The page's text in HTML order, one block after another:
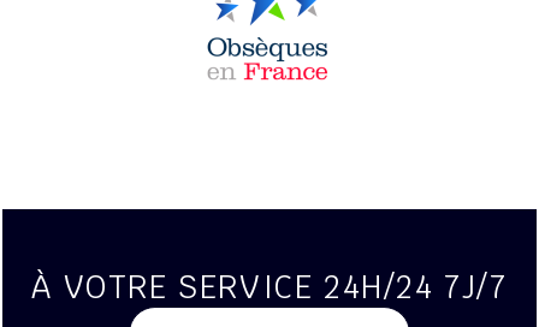
À VOTRE SERVICE 24H/24 7J/7